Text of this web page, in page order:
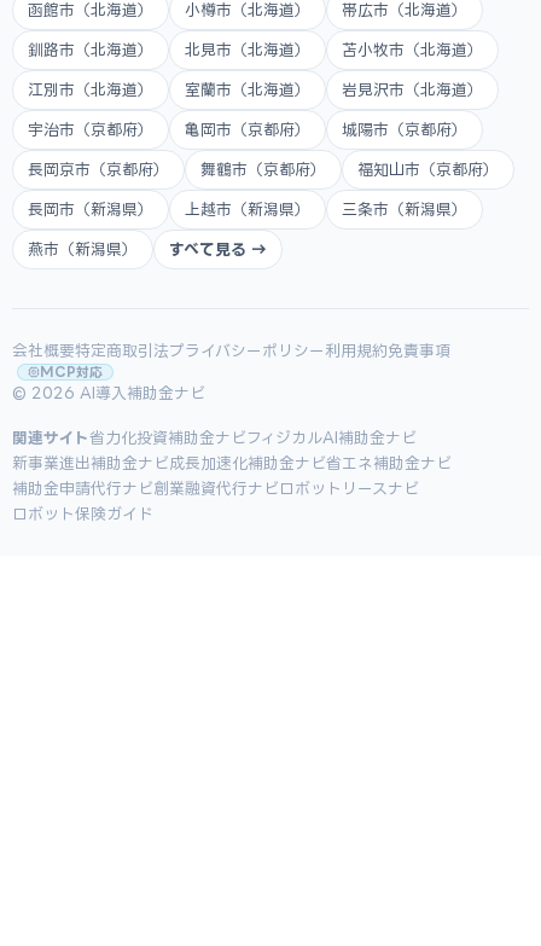
函館市（北海道） 小樽市（北海道） 帯広市（北海道）
釧路市（北海道） 北見市（北海道） 苫小牧市（北海道）
江別市（北海道） 室蘭市（北海道） 岩見沢市（北海道）
宇治市（京都府） 亀岡市（京都府） 城陽市（京都府）
長岡京市（京都府） 舞鶴市（京都府） 福知山市（京都府）
長岡市（新潟県） 上越市（新潟県） 三条市（新潟県）
燕市（新潟県） すべて見る →
会社概要特定商取引法プライバシーポリシー 利用規約免責事項
MCP対応
© 2026 AI導入補助金ナビ
関連サイト省力化投資補助金ナビ フィジカルAI補助金ナビ
新事業進出補助金ナビ成長加速化補助金ナビ省エネ補助金ナビ
補助金申請代行ナビ創業融資代行ナビ ロボットリースナビ
ロボット保険ガイド